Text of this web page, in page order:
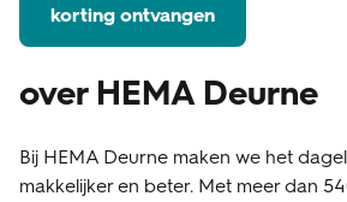
korting ontvangen
over HEMA Deurne
Bij HEMA Deurne maken we het
makkelijker en beter. Met meer dan